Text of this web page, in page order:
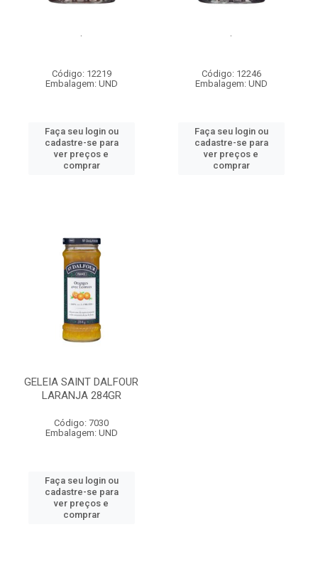
.
Código: 12219
Embalagem: UND
Faça seu login ou
cadastre-se para
ver preços e
comprar
.
Código: 12246
Embalagem: UND
Faça seu login ou
cadastre-se para
ver preços e
comprar
GELEIA SAINT DALFOUR
LARANJA 284GR
Código: 7030
Embalagem: UND
Faça seu login ou
cadastre-se para
ver preços e
comprar